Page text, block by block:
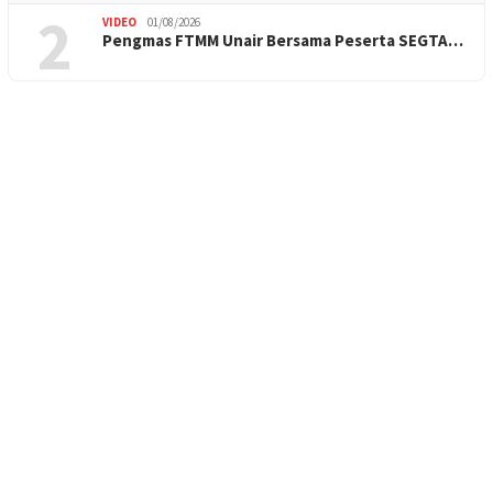
2 VIDEO 01/08/2026
Pengmas FTMM Unair Bersama Peserta SEGTA…